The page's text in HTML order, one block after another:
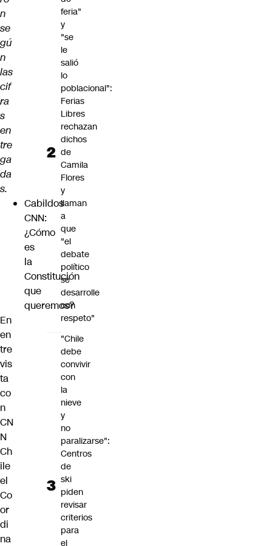
n
se
gú
n
las
cif
ra
s
en
tre
ga
da
s.
Cabildos
CNN:
¿Cómo
es
la
Constitución
que
queremos?
En
en
tre
vis
ta
co
n
CN
N
Ch
ile
el
Co
or
di
na
feria"
y
"se
le
salió
lo
poblacional":
Ferias
Libres
rechazan
dichos
de
Camila
Flores
y
llaman
a
que
"el
debate
político
se
desarrolle
con
respeto"
"Chile
debe
convivir
con
la
nieve
y
no
paralizarse":
Centros
de
ski
piden
revisar
criterios
para
el